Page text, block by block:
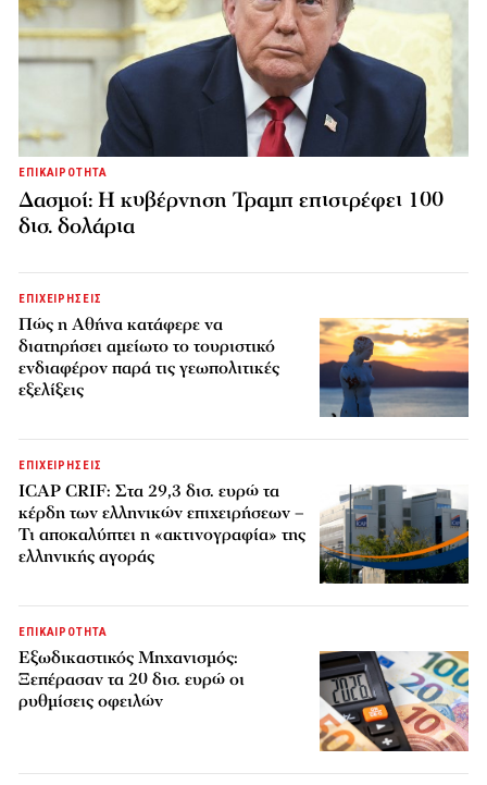
ΕΠΙΚΑΙΡΟΤΗΤΑ
Δασμοί: Η κυβέρνηση Τραμπ επιστρέφει 100
δισ. δολάρια
ΕΠΙΧΕΙΡΗΣΕΙΣ
Πώς η Αθήνα κατάφερε να
διατηρήσει αμείωτο το τουριστικό
ενδιαφέρον παρά τις γεωπολιτικές
εξελίξεις
ΕΠΙΧΕΙΡΗΣΕΙΣ
ICAP CRIF: Στα 29,3 δισ. ευρώ τα
κέρδη των ελληνικών επιχειρήσεων –
Τι αποκαλύπτει η «ακτινογραφία» της
ελληνικής αγοράς
ΕΠΙΚΑΙΡΟΤΗΤΑ
Εξωδικαστικός Μηχανισμός:
Ξεπέρασαν τα 20 δισ. ευρώ οι
ρυθμίσεις οφειλών